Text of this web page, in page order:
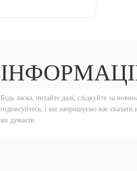
Будь ласка, читайте далі, слідкуйте за
підписуйтесь, і ми запрошуємо вас
ви думаєте.